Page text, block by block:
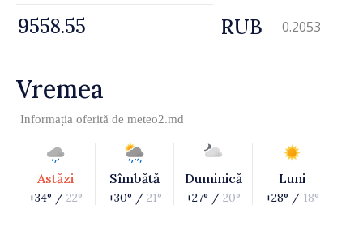
RUB 0.2053
Vremea
Informația oferită de meteo2.md
Astăzi
+34° / 22°
Sîmbătă
+30° / 21°
Duminică
+27° / 20°
Luni
+28° / 18°